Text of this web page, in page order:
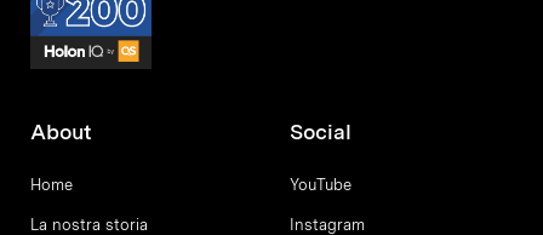
About
Home
La nostra storia
Social
YouTube
Instagram